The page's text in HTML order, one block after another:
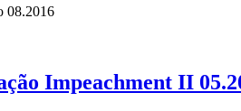
08.2016
Impeachment II